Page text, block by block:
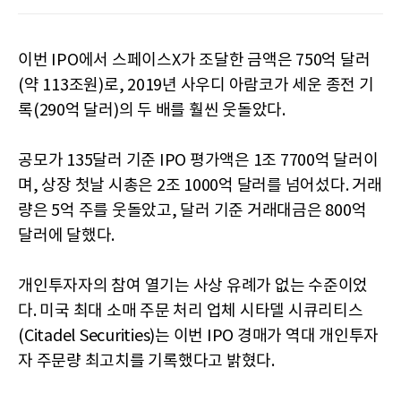
이번 IPO에서 스페이스X가 조달한 금액은 750억 달러
(약 113조원)로, 2019년 사우디 아람코가 세운 종전 기
록(290억 달러)의 두 배를 훨씬 웃돌았다.
공모가 135달러 기준 IPO 평가액은 1조 7700억 달러이
며, 상장 첫날 시총은 2조 1000억 달러를 넘어섰다. 거래
량은 5억 주를 웃돌았고, 달러 기준 거래대금은 800억
달러에 달했다.
개인투자자의 참여 열기는 사상 유례가 없는 수준이었
다. 미국 최대 소매 주문 처리 업체 시타델 시큐리티스
(Citadel Securities)는 이번 IPO 경매가 역대 개인투자
자 주문량 최고치를 기록했다고 밝혔다.